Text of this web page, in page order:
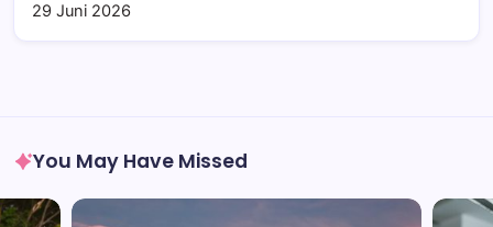
29 Juni 2026
You May Have Missed